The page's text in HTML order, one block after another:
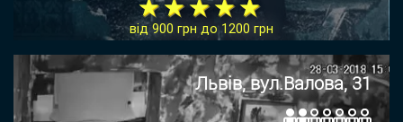
★ ★ ★ ★ ★
від 900 грн до 1200 грн
Львів, вул.Валова, 31